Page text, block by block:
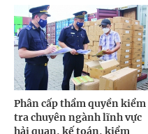
Phân cấp thẩm quyền kiểm
tra chuyên ngành lĩnh vực
hải quan, kế toán, kiểm